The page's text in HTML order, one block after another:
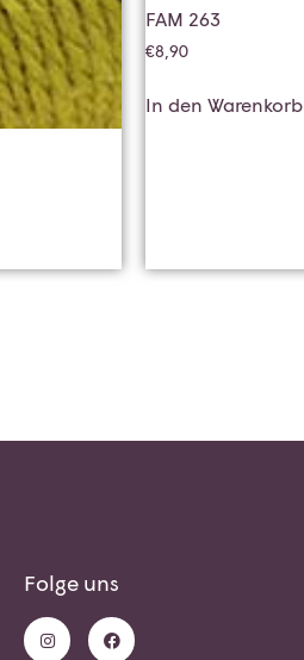
FAM 263
€8,90
In den Warenkorb
Folge uns